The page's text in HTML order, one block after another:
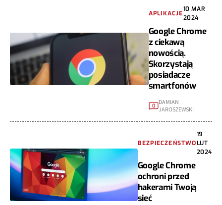
APLIKACJE
10 MAR
2024
Google Chrome
z ciekawą
nowością.
Skorzystają
posiadacze
smartfonów
0
DAMIAN
JAROSZEWSKI
BEZPIECZEŃSTWO
19
LUT
2024
Google Chrome
ochroni przed
hakerami Twoją
sieć